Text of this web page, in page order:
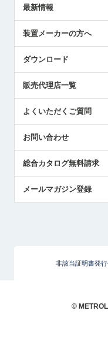
受賞履歴
採用情報
国/地域/言語
ツールセッタ製品
エアマイクロセンサ製品
最新情報
メトロールの技術
社員ブログ
中小企業のBCP地震対策
センサのテクニカルガイド
社長ブログ
装置メーカーの方へ
ダウンロード
販売代理店一覧
よくいただくご質問
お問い合わせ
総合カタログ無料請求
メールマガジン登録
非該当証明書発
©